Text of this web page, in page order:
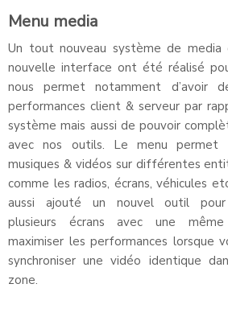
Menu media
Un tout nouveau système de
nouvelle interface ont été réalisé
nous permet notamment d’avoir
performances client & serveur par
système mais aussi de pouvoir
avec nos outils. Le menu permet
musiques & vidéos sur différentes
comme les radios, écrans, véhicules
aussi ajouté un nouvel outil pour
plusieurs écrans avec une
maximiser les performances lorsque
synchroniser une vidéo identique
zone.